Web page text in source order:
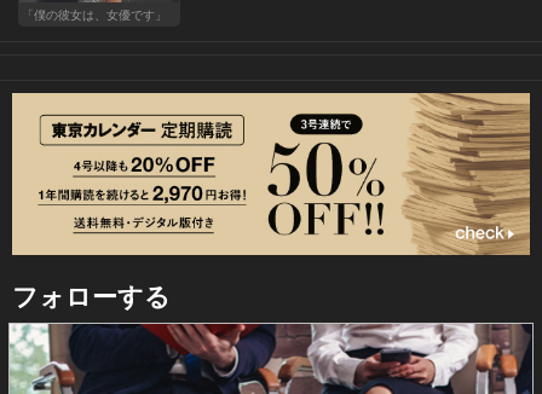
「僕の彼女は、女優です」
フォローする